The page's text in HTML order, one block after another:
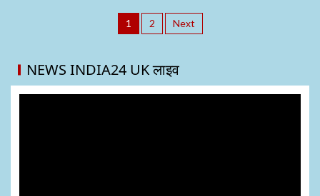
1 2 Next
NEWS INDIA24 UK लाइव